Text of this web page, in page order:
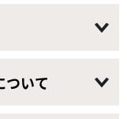
ついて